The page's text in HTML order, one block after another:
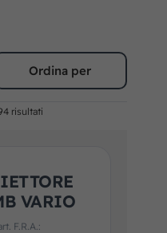
Ordina per
risultati
VARIO
F.R.A.: